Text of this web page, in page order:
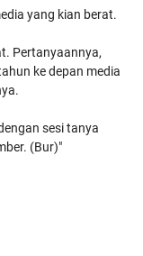
yang kian berat.
Pertanyaannya,
ke depan media
sesi tanya
(Bur)"